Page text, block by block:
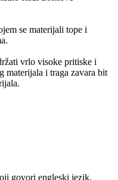
se materijali tope i
vrlo visoke pritiske i
materijala i traga zavara bit
govori engleski jezik.